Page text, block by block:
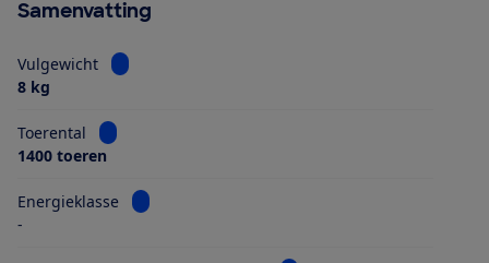
Samenvatting
Vulgewicht
Bekijk informatie voor Vulgewicht
8 kg
Toerental
Bekijk informatie voor Toerental
1400 toeren
Energieklasse
Bekijk informatie voor Energieklasse
-